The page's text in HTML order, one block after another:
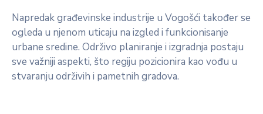
Napredak građevinske industrije u Vogošći također se
ogleda u njenom uticaju na izgled i funkcionisanje
urbane sredine. Održivo planiranje i izgradnja postaju
sve važniji aspekti, što regiju pozicionira kao vođu u
stvaranju održivih i pametnih gradova.